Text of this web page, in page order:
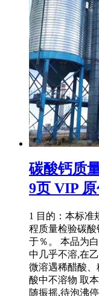
碳酸钙质
9页 VIP
1 目的：本标准
程质量检验碳酸
于％。 本品为
中几乎不溶,在
微溶遇稀醋酸、
酸中不溶物 取
随振摇,待泡沸